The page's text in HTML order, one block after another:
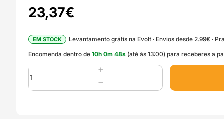
23,37€
EM STOCK
Levantamento grátis na Evolt · Envios desde 2.99€ ·
Encomenda dentro de10h0m47s (até às 13:00) para receberes a
Quantidade
de
PLA+